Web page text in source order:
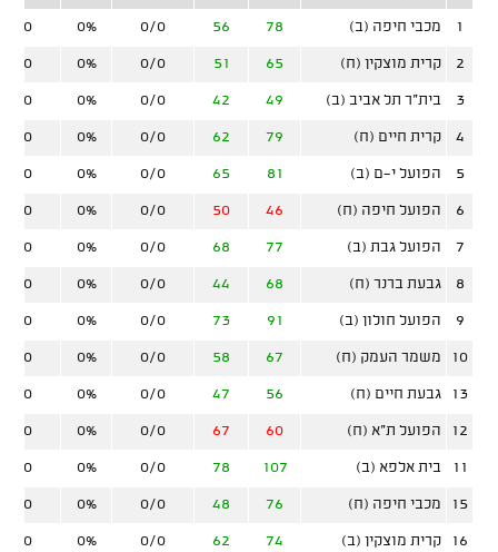
1 מכבי חיפה (ב) 78
56
0/0
0%
0/0
2 קרית מוצקין (ח) 65
51
0/0
0%
0/0
3 בית"ר תל אביב (ב) 49
42
0/0
0%
0/0
4 קרית חיים (ח) 79
62
0/0
0%
0/0
5 הפועל י-ם (ב) 81
65
0/0
0%
0/0
6 הפועל חיפה (ח) 46
50
0/0
0%
0/0
7 הפועל גבת (ב) 77
68
0/0
0%
0/0
8 גבעת ברנר (ח) 68
44
0/0
0%
0/0
9 הפועל חולון (ב) 91
73
0/0
0%
0/0
10 משמר העמק (ח) 67
58
0/0
0%
0/0
13 גבעת חיים (ח) 56
47
0/0
0%
0/0
12 הפועל ת"א (ח) 60
67
0/0
0%
0/0
11 בית אלפא (ב) 107
78
0/0
0%
0/0
15 מכבי חיפה (ח) 76
48
0/0
0%
0/0
16 קרית מוצקין (ב) 74
62
0/0
0%
0/0